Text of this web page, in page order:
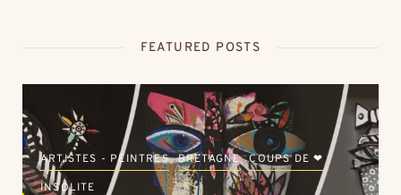
FEATURED POSTS
ARTISTES - PEINTRES BRETAGNE
COUPS DE ❤
INSOLITE